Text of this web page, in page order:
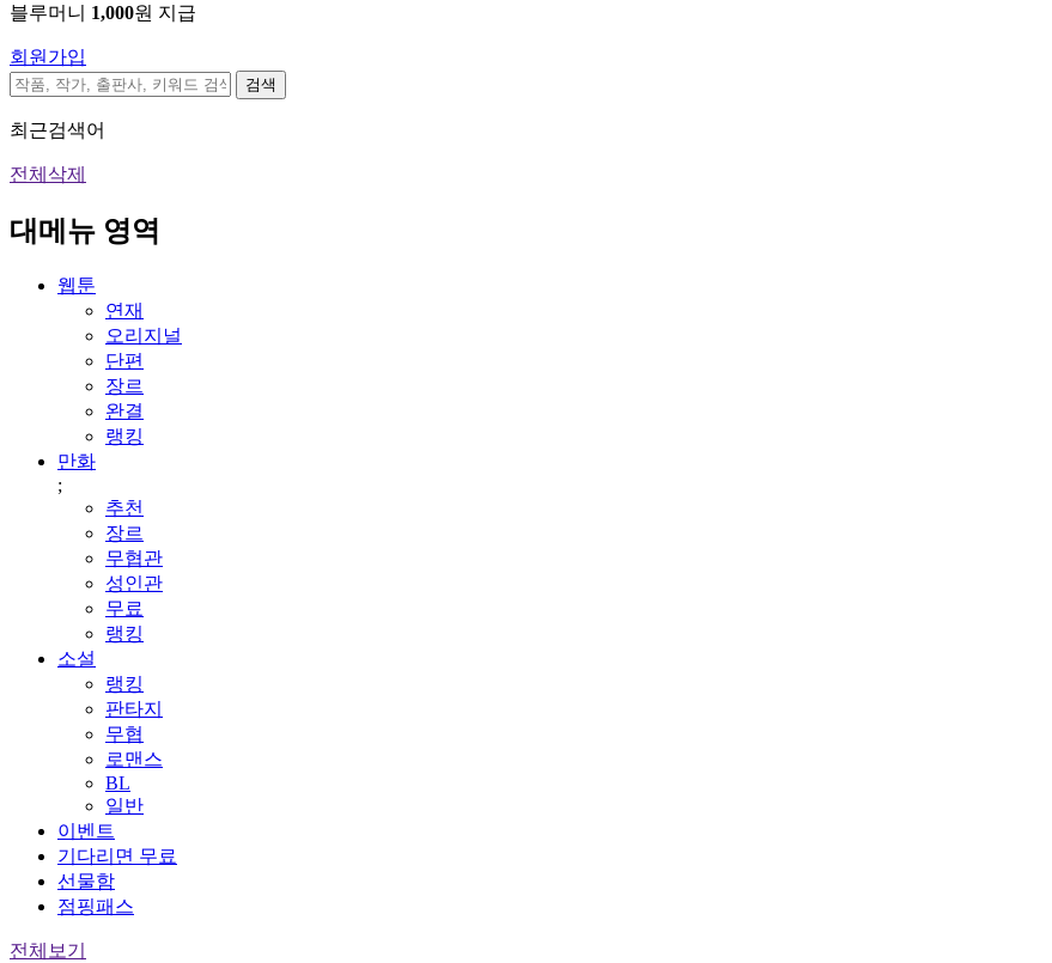
블루머니 1,000원 지급
회원가입
검색
최근검색어
전체삭제
대메뉴 영역
웹툰
연재
오리지널
단편
장르
완결
랭킹
만화
;
추천
장르
무협관
성인관
무료
랭킹
소설
랭킹
판타지
무협
로맨스
BL
일반
이벤트
기다리면 무료
선물함
점핑패스
전체보기